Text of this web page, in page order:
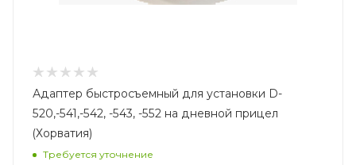
Адаптер быстросъемный для установки D-
520,-541,-542, -543, -552 на дневной прицел
(Хорватия)
Требуется уточнение